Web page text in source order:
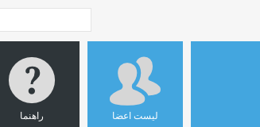
راهنما لیست اعضا